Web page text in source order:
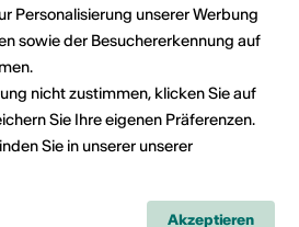
Zielpublikum
Personalisierung unserer Werbung
sowie der Besuchererkennung auf
nicht zustimmen, klicken Sie auf
Sie Ihre eigenen Präferenzen.
Sie in unserer unserer
Akzeptieren